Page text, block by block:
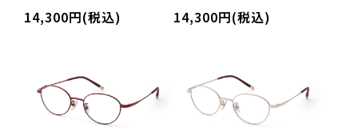
14,300円(税込) 14,300円(税込)